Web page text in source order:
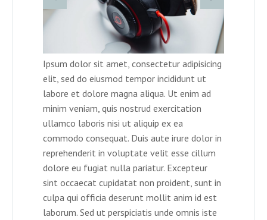
Ipsum dolor sit amet, consectetur adipisicing
elit, sed do eiusmod tempor incididunt ut
labore et dolore magna aliqua. Ut enim ad
minim veniam, quis nostrud exercitation
ullamco laboris nisi ut aliquip ex ea
commodo consequat. Duis aute irure dolor in
reprehenderit in voluptate velit esse cillum
dolore eu fugiat nulla pariatur. Excepteur
sint occaecat cupidatat non proident, sunt in
culpa qui officia deserunt mollit anim id est
laborum. Sed ut perspiciatis unde omnis iste